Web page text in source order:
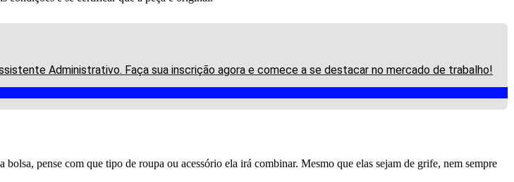
Administrativo. Faça sua inscrição agora e comece a se destacar no mercado de trabalho!
pense com que tipo de roupa ou acessório ela irá combinar. Mesmo que elas sejam de grife, nem sempre